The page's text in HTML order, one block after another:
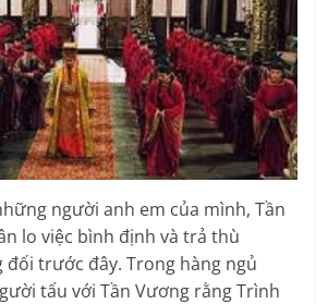
người anh em của mình, Tần
lo việc bình định và trả thù
đối trước đây. Trong hàng ngủ
tấu với Tần Vương rằng Trình